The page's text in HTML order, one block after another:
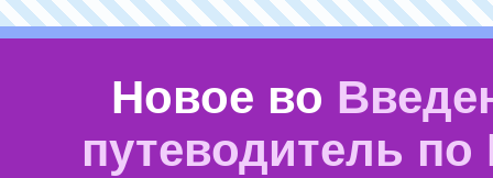
Новое во
путеводитель